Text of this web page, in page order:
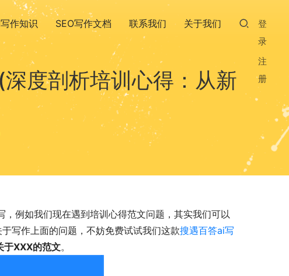
作知识 SEO写作文档 联系我们 关于我们
登
录
注
册
度剖析培训心得：从新
例如我们现在遇到培训心得范文问题，其实我们可以
写作上面的问题，不妨免费试试我们这款搜遇百答ai写
于XXX的范文。